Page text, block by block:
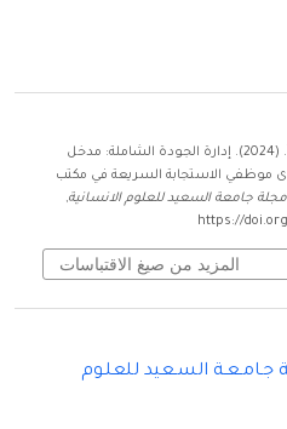
سالم ي. ع. ا. م., & السفياني ع. ا. م. أ. (2024). إدارة الجودة الشاملة: مدخل
موظفي الاستجابة السريعة في مكتب
مجلة جامعة السعيد للعلوم الانسانية,
المزيد من صيغ الاقتباسات
(2023): مجـلـة جـامـعـة السـعيد للعلـوم